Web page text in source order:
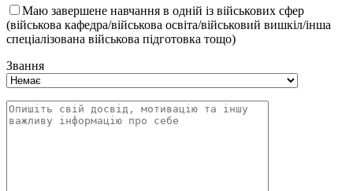
Маю завершене навчання в одній із військових сфер
(військова кафедра/військова освіта/військовий вишкіл/інша
спеціалізована військова підготовка тощо)
Звання